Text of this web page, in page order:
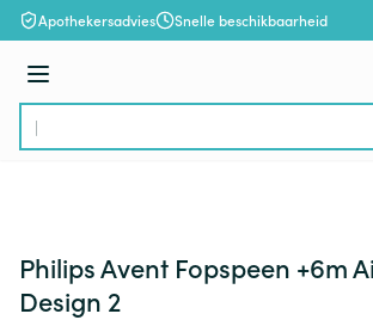
Ga naar de inhoud
Apothekersadvies Snelle beschikbaarheid
Menu
Product, merk, categorie...
Philips Avent Fopspeen +6m
Design 2